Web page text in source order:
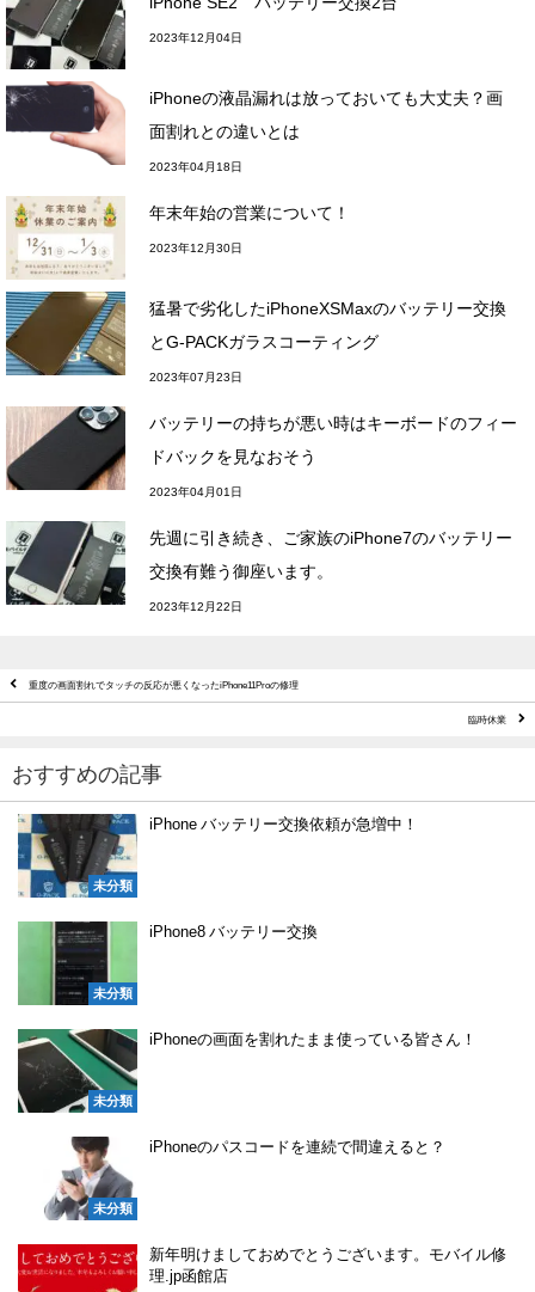
2023年12月04日
iPhoneの液晶漏れは放っておいても大丈夫？画
面割れとの違いとは
2023年04月18日
年末年始の営業について！
2023年12月30日
猛暑で劣化したiPhoneXSMaxのバッテリー交換
とG-PACKガラスコーティング
2023年07月23日
バッテリーの持ちが悪い時はキーボードのフィー
ドバックを見なおそう
2023年04月01日
先週に引き続き、ご家族のiPhone7のバッテリー
交換有難う御座います。
2023年12月22日
重度の画面割れでタッチの反応が悪くなったiPhone11Proの修理
臨時休業
おすすめの記事
未分類
iPhone バッテリー交換依頼が急増中！
未分類
iPhone8 バッテリー交換
未分類
iPhoneの画面を割れたまま使っている皆さん！
未分類
iPhoneのパスコードを連続で間違えると？
新年明けましておめでとうございます。モバイル修
理.jp函館店